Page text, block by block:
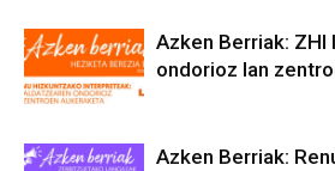
Azken Berriak: ZHI
ondorioz lan
Azken Berriak: